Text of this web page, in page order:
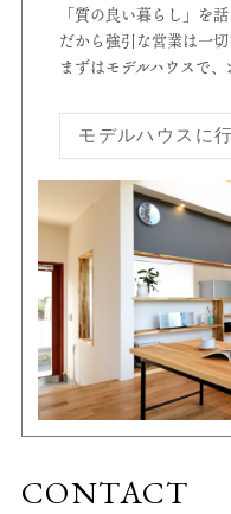
「質の良い暮らし」を
だから強引な営業は一切
まずはモデルハウスで、
モデルハウスに行
CONTACT